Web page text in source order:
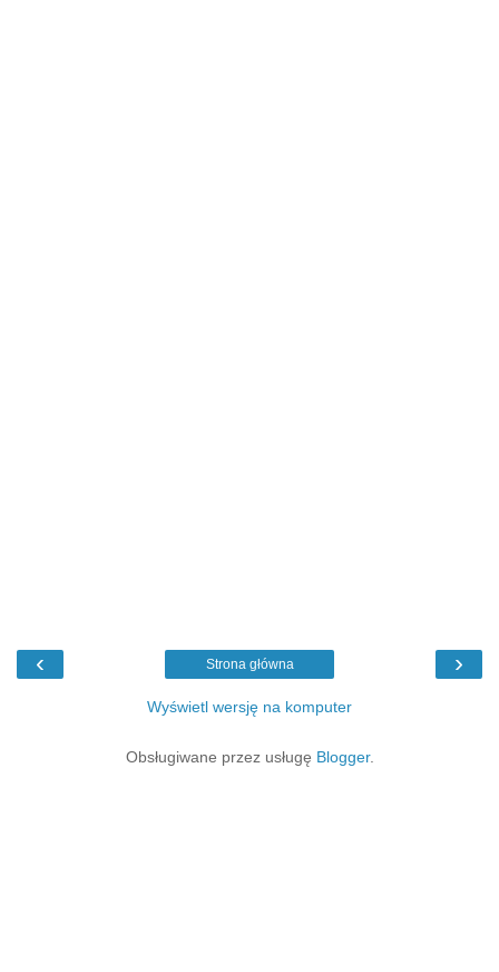
‹ ›
Strona główna
Wyświetl wersję na komputer
Obsługiwane przez usługę Blogger.